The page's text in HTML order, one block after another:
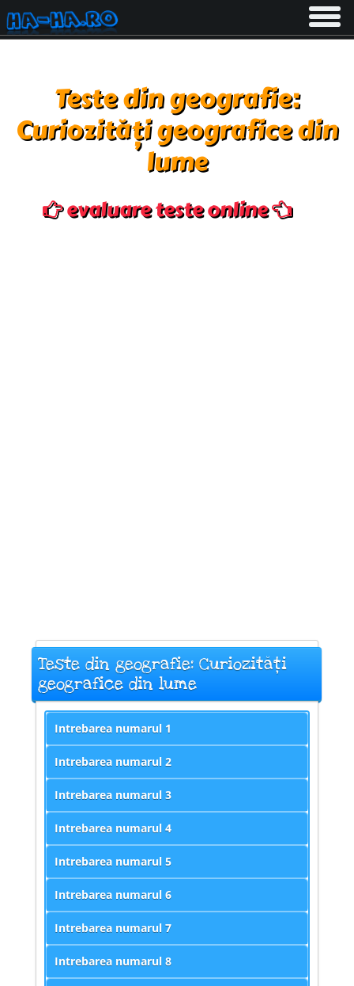
Toggle
Teste din geografie:
Curiozități geografice din
lume
evaluare teste online
Teste din geografie: Curiozități
geografice din lume
Intrebarea numarul1
Intrebarea numarul2
Intrebarea numarul3
Intrebarea numarul4
Intrebarea numarul5
Intrebarea numarul6
Intrebarea numarul7
Intrebarea numarul8